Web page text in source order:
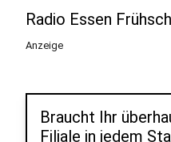
Radio Essen
Anzeige
Braucht Ihr
Filiale in jedem